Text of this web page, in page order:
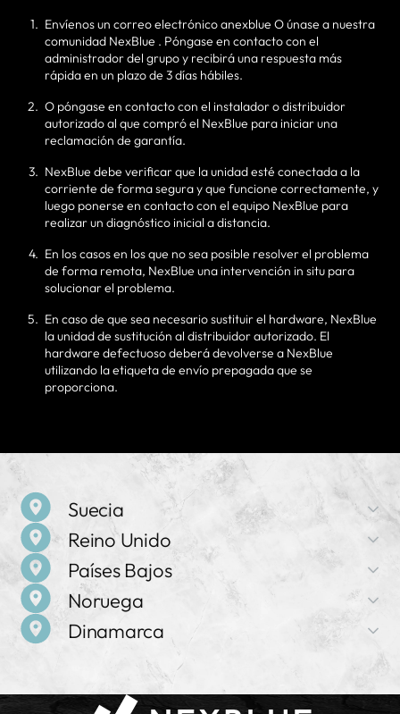
Envíenos un correo electrónico anexblue O únase a nuestra
comunidad NexBlue . Póngase en contacto con el
administrador del grupo y recibirá una respuesta más
rápida en un plazo de 3 días hábiles.
O póngase en contacto con el instalador o distribuidor
autorizado al que compró el NexBlue para iniciar una
reclamación de garantía.
NexBlue debe verificar que la unidad esté conectada a la
corriente de forma segura y que funcione correctamente, y
luego ponerse en contacto con el equipo NexBlue para
realizar un diagnóstico inicial a distancia.
En los casos en los que no sea posible resolver el problema
de forma remota, NexBlue una intervención in situ para
solucionar el problema.
En caso de que sea necesario sustituir el hardware, NexBlue
la unidad de sustitución al distribuidor autorizado. El
hardware defectuoso deberá devolverse a NexBlue
utilizando la etiqueta de envío prepagada que se
proporciona.
Suecia
Nombre de la empresa
NexBlue
Dirección
Birger Jarlsgatan 57 C, 113 56 Estocolmo, Suecia
Reino Unido
Nombre de la empresa
NexBlue
Dirección
Londres, Reino Unido
Ventas y asistencia
Países Bajos
Nombre de la empresa
NexBlue
Frederiklaan 10e, 5616 NH, Eindhoven, Países Bajos
Noruega
Nombre de la empresa
Dirección
Grenseveien 21, 4313 Sandnes, Noruega
Dinamarca
Nombre de la empresa
NexBlue